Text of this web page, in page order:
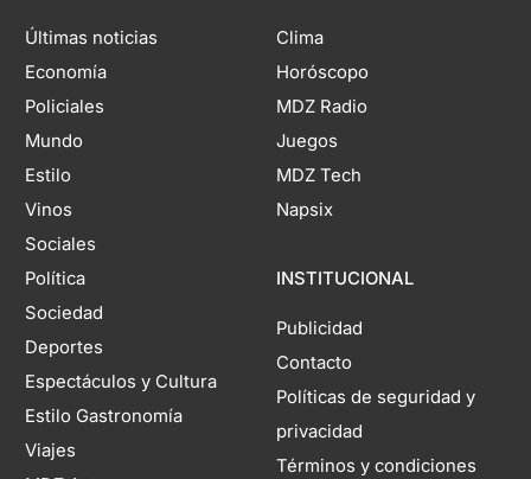
Últimas noticias
Economía
Policiales
Mundo
Estilo
Vinos
Sociales
Política
Sociedad
Deportes
Espectáculos y Cultura
Estilo Gastronomía
Viajes
Clima
Horóscopo
MDZ Radio
Juegos
MDZ Tech
Napsix
INSTITUCIONAL
Publicidad
Contacto
Políticas de seguridad y
privacidad
Términos y condiciones